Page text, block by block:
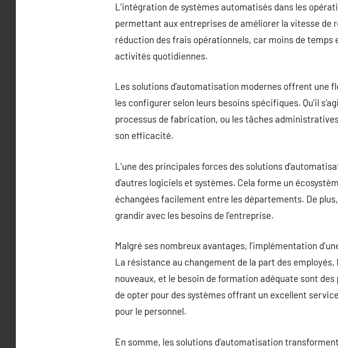
L’intégration de systèmes automatisés dans les
permettant aux entreprises de améliorer la vitesse de
réduction des frais opérationnels, car moins de
activités quotidiennes.
Les solutions d’automatisation modernes offrent
les configurer selon leurs besoins spécifiques. Qu’il
processus de fabrication, ou les tâches
son efficacité.
L’une des principales forces des solutions
d’autres logiciels et systèmes. Cela forme un
échangées facilement entre les départements. De
grandir avec les besoins de l’entreprise.
Malgré ses nombreux avantages, l’implémentation
La résistance au changement de la part des
nouveaux, et le besoin de formation adéquate sont
de opter pour des systèmes offrant un excellent
pour le personnel.
En somme, les solutions d’automatisation